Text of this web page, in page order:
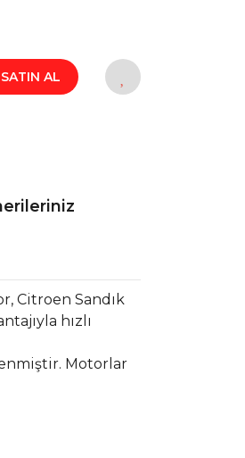
AL
Citroen Sandık
hızlı
Motorlar